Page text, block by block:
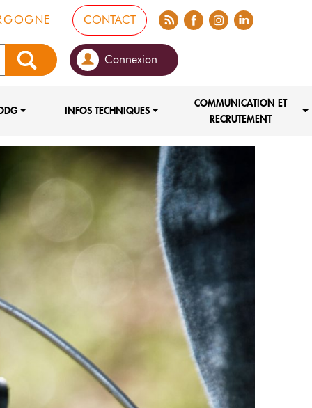
CONTACT FLUX RSSFACEBOOK
INSTALINKEDIN
Connexion
INFOS TECHNIQUES
COMMUNICATION ET
RECRUTEMENT